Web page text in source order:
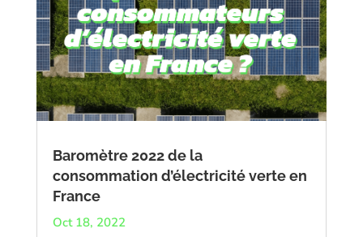
Baromètre 2022 de la
consommation d’électricité verte en
France
Oct 18, 2022